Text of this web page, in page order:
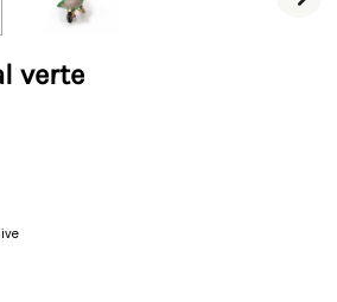
verte